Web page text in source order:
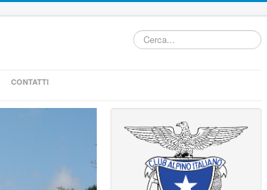
Cerca...
CONTATTI